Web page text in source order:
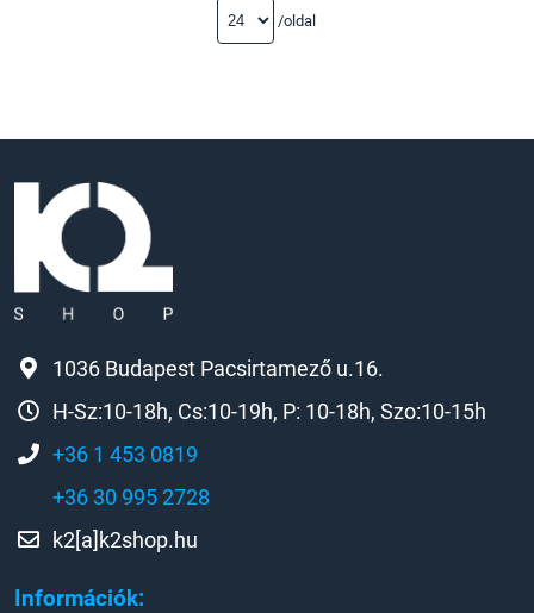
/oldal
Információk:
1036 Budapest Pacsirtamező u.16.
H-Sz:10-18h, Cs:10-19h, P: 10-18h, Szo:10-15h
+36 1 453 0819
+36 30 995 2728
k2[a]k2shop.hu